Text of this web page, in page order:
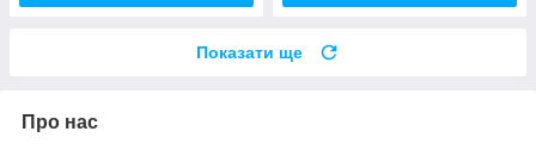
Показати ще
Про нас